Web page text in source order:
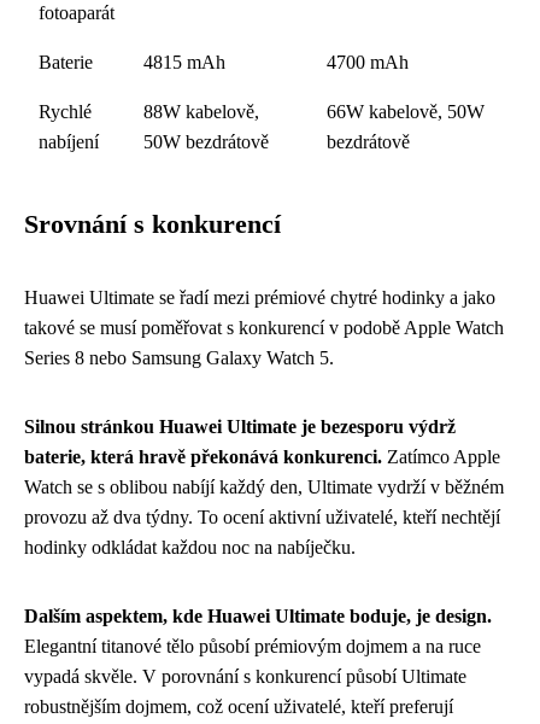
fotoaparát
Baterie 4815 mAh 4700 mAh
Rychlé
nabíjení
88W kabelově,
50W bezdrátově
66W kabelově, 50W
bezdrátově
Srovnání s konkurencí
Huawei Ultimate se řadí mezi prémiové chytré hodinky a jako
takové se musí poměřovat s konkurencí v podobě Apple Watch
Series 8 nebo Samsung Galaxy Watch 5.
Silnou stránkou Huawei Ultimate je bezesporu výdrž
baterie, která hravě překonává konkurenci. Zatímco Apple
Watch se s oblibou nabíjí každý den, Ultimate vydrží v běžném
provozu až dva týdny. To ocení aktivní uživatelé, kteří nechtějí
hodinky odkládat každou noc na nabíječku.
Dalším aspektem, kde Huawei Ultimate boduje, je design.
Elegantní titanové tělo působí prémiovým dojmem a na ruce
vypadá skvěle. V porovnání s konkurencí působí Ultimate
robustnějším dojmem, což ocení uživatelé, kteří preferují